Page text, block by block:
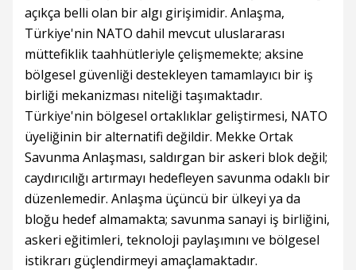
açıkça belli olan bir algı girişimidir. Anlaşma,
Türkiye'nin NATO dahil mevcut uluslararası
müttefiklik taahhütleriyle çelişmemekte; aksine
bölgesel güvenliği destekleyen tamamlayıcı bir iş
birliği mekanizması niteliği taşımaktadır.
Türkiye'nin bölgesel ortaklıklar geliştirmesi, NATO
üyeliğinin bir alternatifi değildir. Mekke Ortak
Savunma Anlaşması, saldırgan bir askeri blok değil;
caydırıcılığı artırmayı hedefleyen savunma odaklı bir
düzenlemedir. Anlaşma üçüncü bir ülkeyi ya da
bloğu hedef almamakta; savunma sanayi iş birliğini,
askeri eğitimleri, teknoloji paylaşımını ve bölgesel
istikrarı güçlendirmeyi amaçlamaktadır.